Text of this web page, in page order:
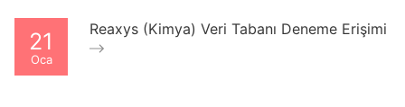
21
Oca
Reaxys (Kimya) Veri Tabanı Deneme Erişimi